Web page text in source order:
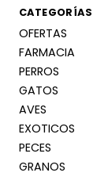
CATEGORÍAS
OFERTAS
FARMACIA
PERROS
GATOS
AVES
EXOTICOS
PECES
GRANOS